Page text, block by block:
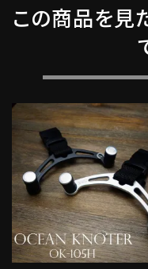
この商品を見